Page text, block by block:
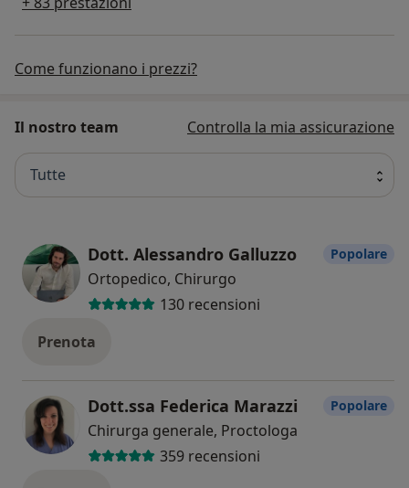
Come funzionano i prezzi?
Il nostro team Controlla la mia assicurazione
Tutte
Dott. Alessandro Galluzzo
Ortopedico, Chirurgo
130 recensioni
Popolare
Prenota
Dott.ssa Federica Marazzi
Chirurga generale, Proctologa
359 recensioni
Popolare